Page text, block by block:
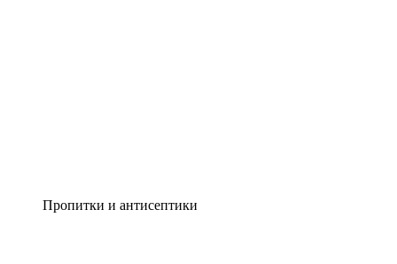
Пропитки и антисептики